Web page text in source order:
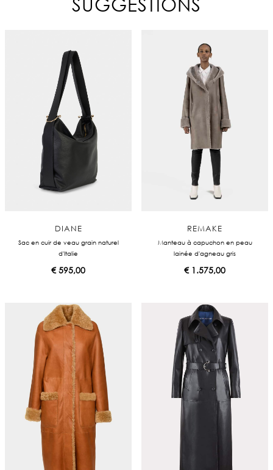
SUGGESTIONS
DIANE
Sac en cuir de veau grain naturel
d'Italie
€595,00
REMAKE
Manteau à capuchon en peau
lainée d'agneau gris
€1.575,00